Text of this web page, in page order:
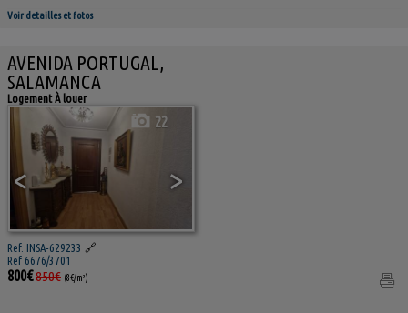
Voir detailles et fotos
AVENIDA PORTUGAL,
SALAMANCA
Logement À louer
< >
22
Ref. INSA-629233 🔗
Ref 6676/3701
800€850€ (8€/m²)